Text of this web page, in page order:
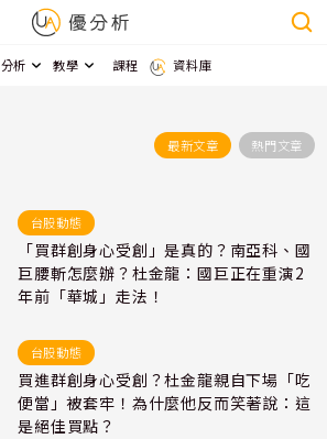
分析 教學 課程 資料庫
最新文章 熱門文章
台股動態
「買群創身心受創」是真的？南亞科、國
巨腰斬怎麼辦？杜金龍：國巨正在重演2
年前「華城」走法！
台股動態
買進群創身心受創？杜金龍親自下場「吃
便當」被套牢！為什麼他反而笑著說：這
是絕佳買點？